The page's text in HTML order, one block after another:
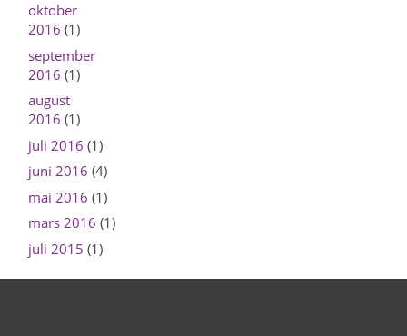
oktober
2016 (1)
september
2016 (1)
august
2016 (1)
juli 2016 (1)
juni 2016 (4)
mai 2016 (1)
mars 2016 (1)
juli 2015 (1)